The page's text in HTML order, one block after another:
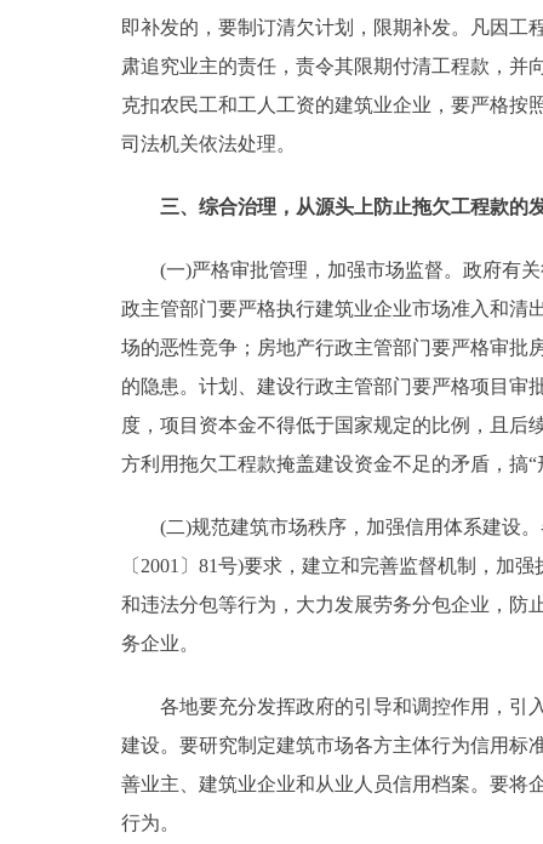
即补发的，要制订清欠计划，限期补发。凡因
肃追究业主的责任，责令其限期付清工程款，并
克扣农民工和工人工资的建筑业企业，要严格按
司法机关依法处理。
三、综合治理，从源头上防止拖欠工程款的
(一)严格审批管理，加强市场监督。政府有关
政主管部门要严格执行建筑业企业市场准入和清
场的恶性竞争；房地产行政主管部门要严格审批
的隐患。计划、建设行政主管部门要严格项目审
度，项目资本金不得低于国家规定的比例，且
方利用拖欠工程款掩盖建设资金不足的矛盾，搞
(二)规范建筑市场秩序，加强信用体系建设。
〔2001〕81号)要求，建立和完善监督机制，加
和违法分包等行为，大力发展劳务分包企业，防
务企业。
各地要充分发挥政府的引导和调控作用，引入
建设。要研究制定建筑市场各方主体行为信用标
善业主、建筑业企业和从业人员信用档案。要将
行为。